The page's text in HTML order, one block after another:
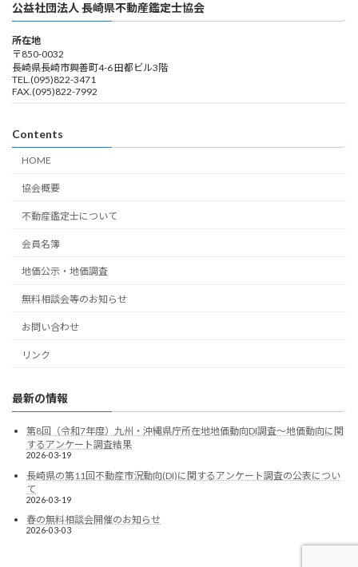
公益社団法人 長崎県不動産鑑定士協会
所在地
〒850-0032
長崎県長崎市興善町4-6 田都ビル3階
TEL.(095)822-3471
FAX.(095)822-7992
Contents
HOME
協会概要
不動産鑑定士について
会員名簿
地価公示・地価調査
無料相談会等のお知らせ
お問い合わせ
リンク
最新の情報
第8回（令和7年度）九州・沖縄県庁所在地地価動向DI調査～地価動向に関
するアンケート調査結果
2026-03-19
長崎県の第11回不動産市況動向(DI)に関するアンケート調査の公表につい
て
2026-03-19
春の無料相談会開催のお知らせ
2026-03-03